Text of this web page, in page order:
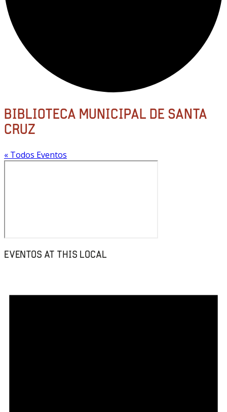
BIBLIOTECA MUNICIPAL DE SANTA
CRUZ
« Todos Eventos
EVENTOS AT THIS LOCAL